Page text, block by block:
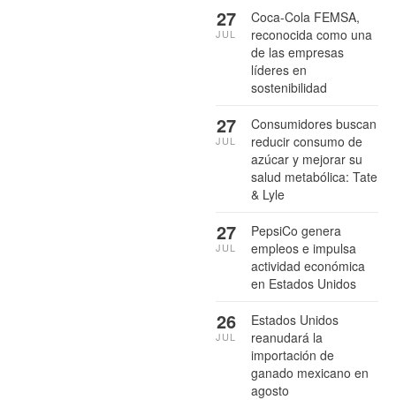
Coca-Cola FEMSA,
reconocida como una
de las empresas
líderes en
sostenibilidad
27
JUL
Consumidores buscan
reducir consumo de
azúcar y mejorar su
salud metabólica: Tate
& Lyle
27
JUL
PepsiCo genera
empleos e impulsa
actividad económica
en Estados Unidos
27
JUL
Estados Unidos
reanudará la
importación de
ganado mexicano en
agosto
26
JUL